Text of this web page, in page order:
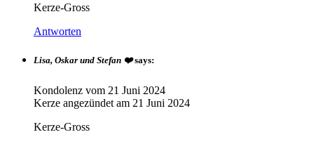
Kerze-Gross
Antworten
Lisa, Oskar und Stefan ❤️ says:
Kondolenz vom 21 Juni 2024
Kerze angezündet am 21 Juni 2024
Kerze-Gross